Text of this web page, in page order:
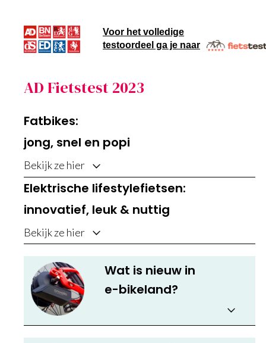
Voor het volledige
testoordeel ga je naar
AD Fietstest 2023
Fatbikes:
jong, snel en popi
Bekijk ze hier
Elektrische lifestylefietsen:
innovatief, leuk & nuttig
Bekijk ze hier
Wat is nieuw in
e-bikeland?